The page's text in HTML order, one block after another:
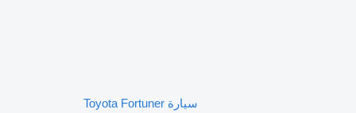
سيارة Toyota Fortuner